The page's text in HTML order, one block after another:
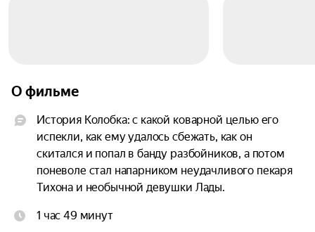
О фильме
История Колобка: с какой коварной целью его
испекли, как ему удалось сбежать, как он
скитался и попал в банду разбойников, а потом
поневоле стал напарником неудачливого пекаря
Тихона и необычной девушки Лады.
1 час 49 минут